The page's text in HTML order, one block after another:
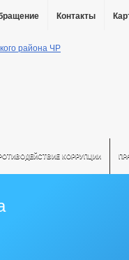
Контакты
КОРРУПЦИИ